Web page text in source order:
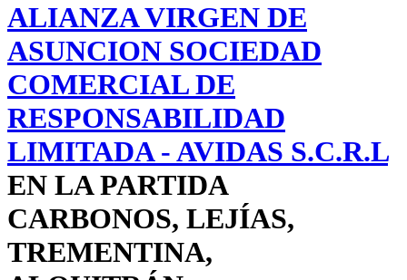
ALIANZA VIRGEN DE
ASUNCION SOCIEDAD
COMERCIAL DE
RESPONSABILIDAD
LIMITADA - AVIDAS S.C.R.L
EN LA PARTIDA
CARBONOS, LEJÍAS,
TREMENTINA,